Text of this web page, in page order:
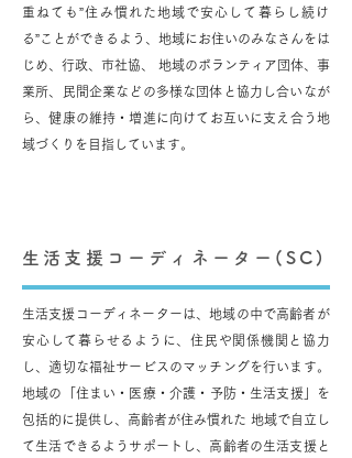
重ねても”住み慣れた地域で安心して暮らし続け
る”ことができるよう、地域にお住いのみなさんをは
じめ、行政、市社協、 地域のボランティア団体、事
業所、民間企業などの多様な団体と協力し合いなが
ら、健康の維持・増進に向けてお互いに支え合う地
域づくりを目指しています。
生活支援コーディネーター(SC)
生活支援コーディネーターは、地域の中で高齢者が
安心して暮らせるように、住民や関係機関と協力
し、適切な福祉サービスのマッチングを行います。
地域の「住まい・医療・介護・予防・生活支援」を
包括的に提供し、高齢者が住み慣れた 地域で自立し
て生活できるようサポートし、高齢者の生活支援と